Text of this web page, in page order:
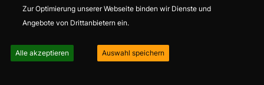
Zur Optimierung unserer Webseite binden wir Dienste und
Angebote von Drittanbietern ein.
Alle akzeptieren Auswahl speichern